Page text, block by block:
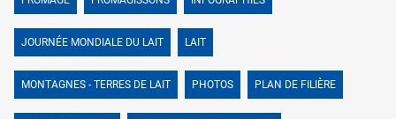
JOURNÉE MONDIALE DU LAIT LAIT
MONTAGNES - TERRES DE LAIT PHOTOS PLAN DE FILIÈRE